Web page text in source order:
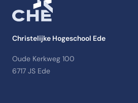
Christelijke Hogeschool Ede
Oude Kerkweg 100
6717 JS Ede